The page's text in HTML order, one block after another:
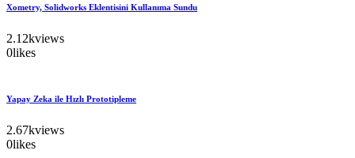
Xometry, Solidworks Eklentisini Kullanıma Sundu
2.12kviews
0likes
Yapay Zeka ile Hızlı Prototipleme
2.67kviews
0likes